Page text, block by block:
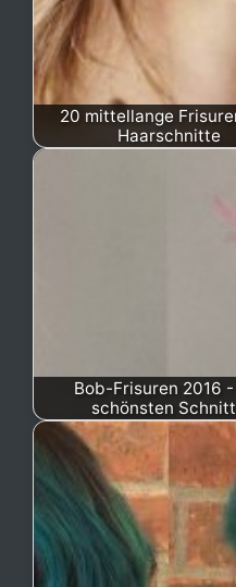
20 mittellange
Haarschnitte
Bob-Frisuren 2016
schönsten